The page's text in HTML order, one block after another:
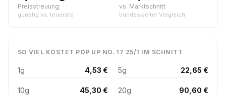
Preisstreuung
günstig vs. teuerste
vs. Marktschnitt
bundesweiter Vergleich
SO VIEL KOSTET POP UP NO. 17 25/1 IM SCHNITT
1g 4,53 € 5g 22,65 €
10g 45,30 € 20g 90,60 €